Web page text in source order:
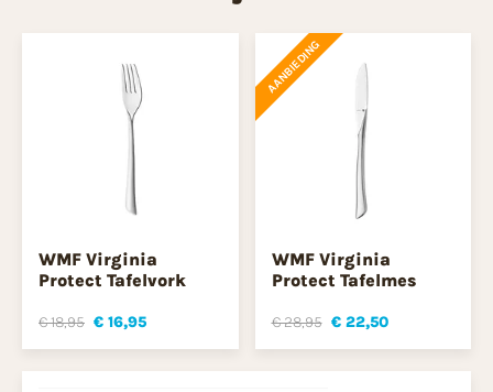
WMF Virginia
Protect Tafelvork
€ 18,95 € 16,95
AANBIEDING
WMF Virginia
Protect Tafelmes
€ 28,95 € 22,50